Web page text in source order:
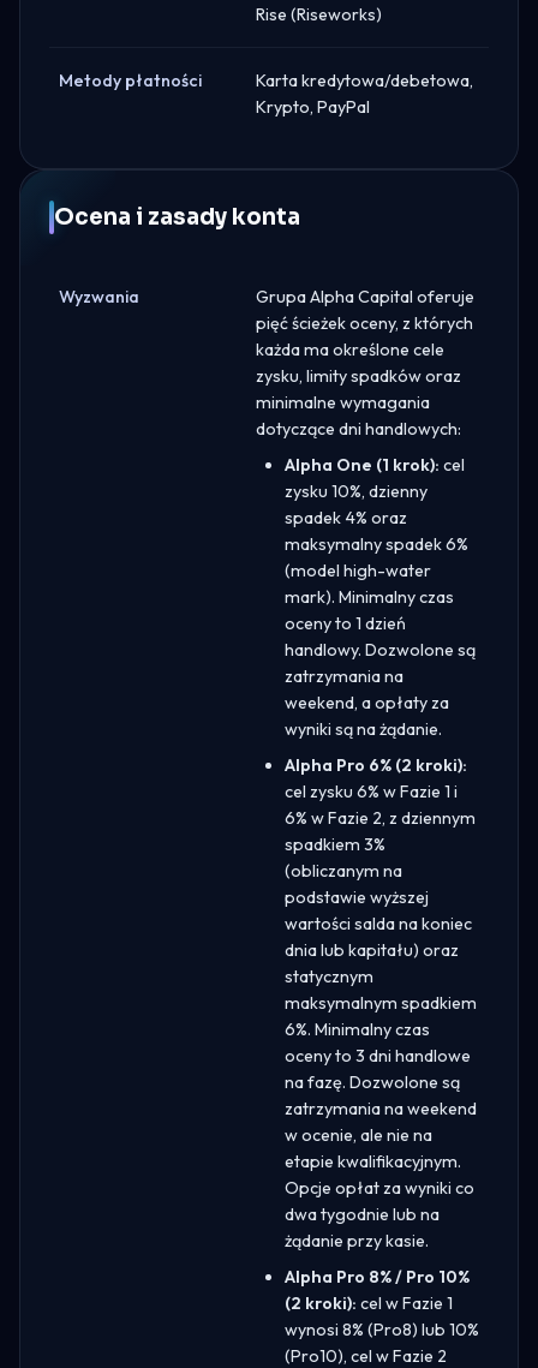
Rise (Riseworks)
Metody płatności
Karta kredytowa/debetowa,
Krypto, PayPal
Ocena i zasady konta
Wyzwania
Grupa Alpha Capital oferuje
pięć ścieżek oceny, z których
każda ma określone cele
zysku, limity spadków oraz
minimalne wymagania
dotyczące dni handlowych:
Alpha One (1 krok): cel
zysku 10%, dzienny
spadek 4% oraz
maksymalny spadek 6%
(model high-water
mark). Minimalny czas
oceny to 1 dzień
handlowy. Dozwolone są
zatrzymania na
weekend, a opłaty za
wyniki są na żądanie.
Alpha Pro 6% (2 kroki):
cel zysku 6% w Fazie 1 i
6% w Fazie 2, z dziennym
spadkiem 3%
(obliczanym na
podstawie wyższej
wartości salda na koniec
dnia lub kapitału) oraz
statycznym
maksymalnym spadkiem
6%. Minimalny czas
oceny to 3 dni handlowe
na fazę. Dozwolone są
zatrzymania na weekend
w ocenie, ale nie na
etapie kwalifikacyjnym.
Opcje opłat za wyniki co
dwa tygodnie lub na
żądanie przy kasie.
Alpha Pro 8% / Pro 10%
(2 kroki): cel w Fazie 1
wynosi 8% (Pro8) lub 10%
(Pro10), cel w Fazie 2